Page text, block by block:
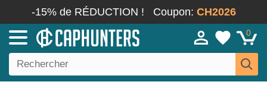
-15% de RÉDUCTION ! Coupon: CH2026
0